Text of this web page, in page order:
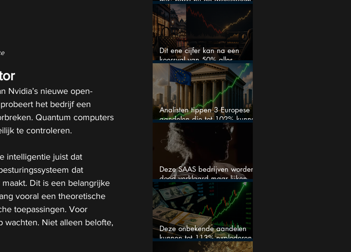
Nvidia’s nieuwe open-
het bedrijf een
Quantum computers
te controleren.
intelligentie juist dat
dat
Dit is een belangrijke
vooral een theoretische
toepassingen. Voor
wachten. Niet alleen belofte,
van het defensiebedrijf?
Dit ene cijfer kan na een
koersval van 50% alles
veranderen
Analisten tippen 3 Europese
aandelen die tot 102% kunnen
stijgen
Deze SAAS bedrijven worden
dood verklaard maar lijken
springlevend
Deze onbekende aandelen
kunnen tot 113% exploderen
(één springt eruit)